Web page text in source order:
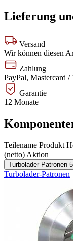
Lieferung
Versand
Wir können diesen
Zahlung
PayPal, Mastercard /
Garantie
12 Monate
Teilename Produkt
(netto) Aktion
Turbolader-Patronen 5
Turbolader-Patronen